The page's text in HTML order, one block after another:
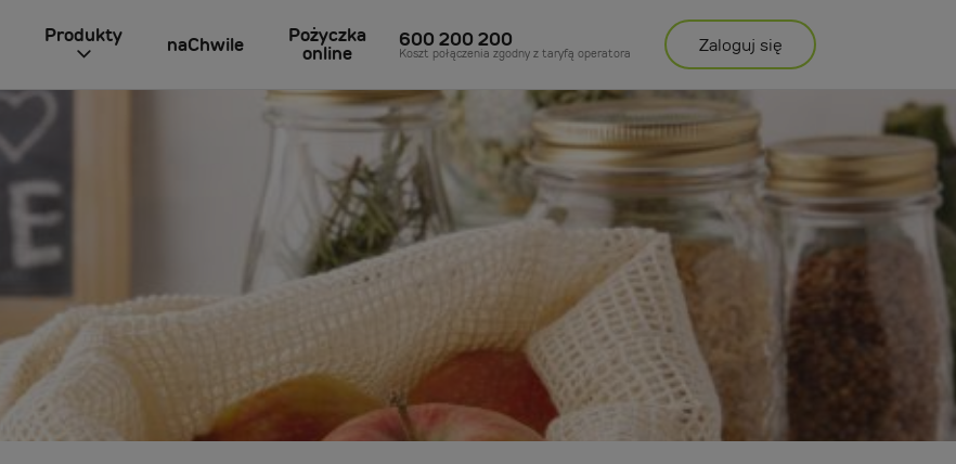
Produkty naChwile
Pożyczka
online
600 200 200
Koszt połączenia zgodny z taryfą operatora Zaloguj się